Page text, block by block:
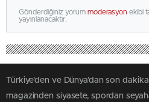
Gönderdiğiniz yorum moderasyon ekibi
yayınlanacaktır.
Türkiye'den ve Dünya’dan son dakika
magazinden siyasete, spordan